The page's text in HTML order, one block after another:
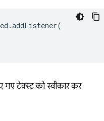
.addListener(
गए टेक्स्ट को स्वीकार कर